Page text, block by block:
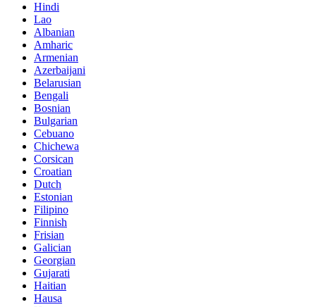
Hindi
Lao
Albanian
Amharic
Armenian
Azerbaijani
Belarusian
Bengali
Bosnian
Bulgarian
Cebuano
Chichewa
Corsican
Croatian
Dutch
Estonian
Filipino
Finnish
Frisian
Galician
Georgian
Gujarati
Haitian
Hausa